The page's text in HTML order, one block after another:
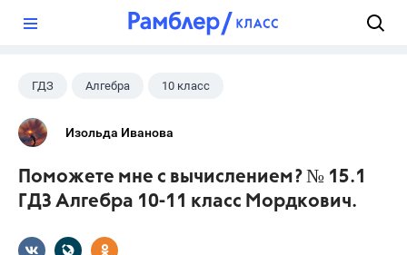
ГДЗ Алгебра 10 класс
11 класс
Изольда Иванова
Поможете мне с вычислением? № 15.1
ГДЗ Алгебра 10-11 класс Мордкович.